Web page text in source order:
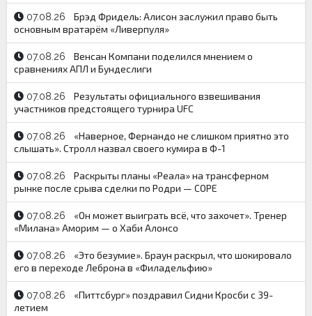
07.08.26
Брэд Фридель: Алисон заслужил право быть
основным вратарём «Ливерпуля»
07.08.26
Венсан Компани поделился мнением о
сравнениях АПЛ и Бундеслиги
07.08.26
Результаты официального взвешивания
участников предстоящего турнира UFC
07.08.26
«Наверное, Фернандо не слишком приятно это
слышать». Стролл назвал своего кумира в Ф-1
07.08.26
Раскрыты планы «Реала» на трансферном
рынке после срыва сделки по Родри — COPE
07.08.26
«Он может выиграть всё, что захочет». Тренер
«Милана» Аморим — о Хаби Алонсо
07.08.26
«Это безумие». Браун раскрыл, что шокировало
его в переходе Леброна в «Филадельфию»
07.08.26
«Питтсбург» поздравил Сидни Кросби с 39-
летием